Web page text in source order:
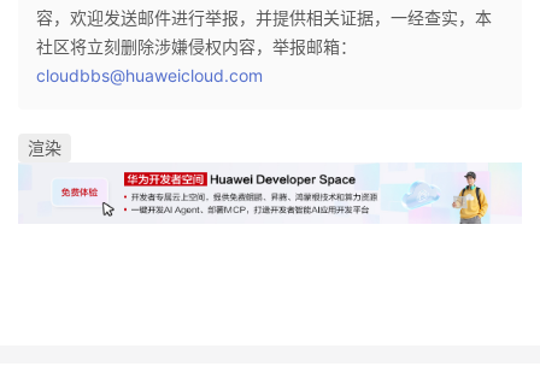
容，欢迎发送邮件进行举报，并提供相关证据，一经查实，本
社区将立刻删除涉嫌侵权内容，举报邮箱：
cloudbbs@huaweicloud.com
渲染